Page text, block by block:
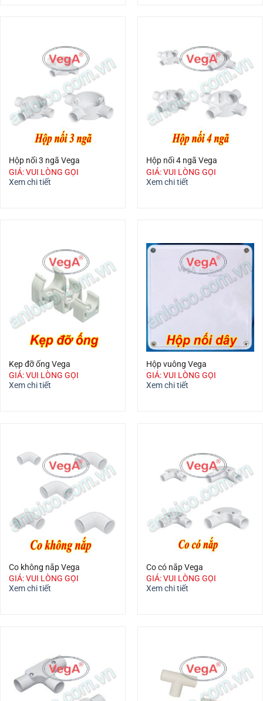
Hộp nối 3 ngã Vega
GIÁ: VUI LÒNG GỌI
Xem chi tiết
Hộp nối 4 ngã Vega
GIÁ: VUI LÒNG GỌI
Xem chi tiết
Kẹp đỡ ống Vega
GIÁ: VUI LÒNG GỌI
Xem chi tiết
Hộp vuông Vega
GIÁ: VUI LÒNG GỌI
Xem chi tiết
Co không nắp Vega
GIÁ: VUI LÒNG GỌI
Xem chi tiết
Co có nắp Vega
GIÁ: VUI LÒNG GỌI
Xem chi tiết